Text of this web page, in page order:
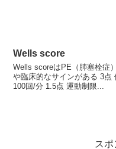
Wells score
Wells scoreはPE（肺塞栓症
や臨床的なサインがある 3点
100回/分 1.5点 運動制限...
スポ